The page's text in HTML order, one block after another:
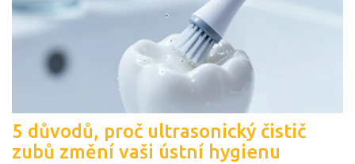
5 důvodů, proč ultrasonický čistič
zubů změní vaši ústní hygienu